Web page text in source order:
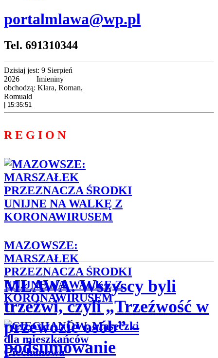
portalmlawa@wp.pl
Tel. 691310344
Dzisiaj jest: 9 Sierpień
2026 | Imieniny
obchodzą: Klara, Roman,
Romuald
| 15:35:52
R E G I O N
MAZOWSZE:
MARSZAŁEK
PRZEZNACZA ŚRODKI
UNIJNE NA WALKĘ Z
KORONAWIRUSEM
MŁAWA. Wszyscy byli
trzeźwi, czyli „Trzeźwość w
przewozie osób” –
podsumowanie